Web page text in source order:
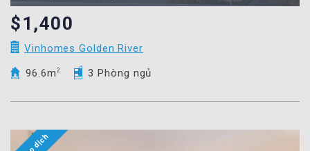
$1,400
Vinhomes Golden River
96.6m 2 3 Phòng ngủ